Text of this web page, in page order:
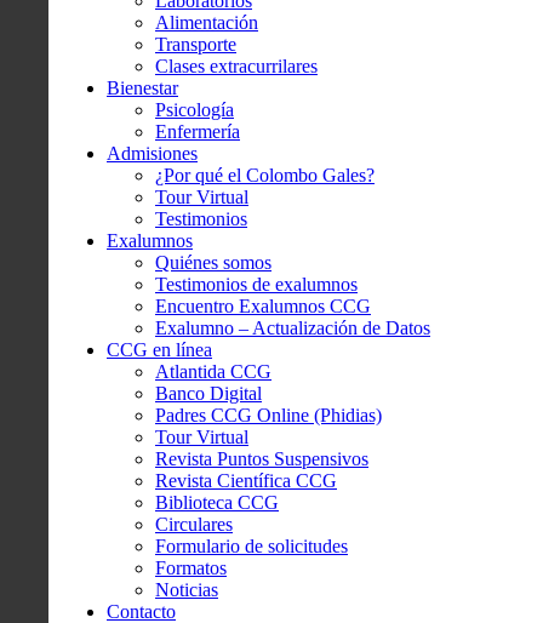
Alimentación
Transporte
Clases extracurrilares
Bienestar
Psicología
Enfermería
Admisiones
¿Por qué el Colombo Gales?
Tour Virtual
Testimonios
Exalumnos
Quiénes somos
Testimonios de exalumnos
Encuentro Exalumnos CCG
Exalumno – Actualización de Datos
CCG en línea
Atlantida CCG
Banco Digital
Padres CCG Online (Phidias)
Tour Virtual
Revista Puntos Suspensivos
Revista Científica CCG
Biblioteca CCG
Circulares
Formulario de solicitudes
Formatos
Noticias
Contacto